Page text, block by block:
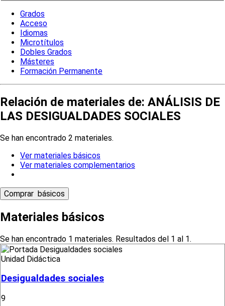
Grados
Acceso
Idiomas
Microtítulos
Dobles Grados
Másteres
Formación Permanente
Relación de materiales de: ANÁLISIS DE
LAS DESIGUALDADES SOCIALES
Se han encontrado 2 materiales.
Ver materiales básicos
Ver materiales complementarios
Materiales básicos
Se han encontrado 1 materiales. Resultados del 1 al 1.
Unidad Didáctica
Desigualdades sociales
9